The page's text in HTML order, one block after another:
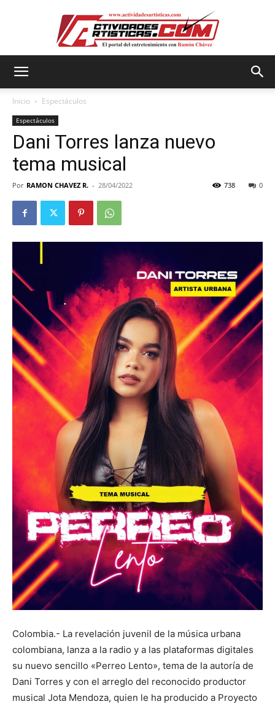
Inicio Espectáculos
Espectáculos
Dani Torres lanza nuevo
tema musical
Por RAMON CHAVEZ R. - 28/04/2022 0
738
Colombia.- La revelación juvenil de la música urbana
colombiana, lanza a la radio y a las plataformas digitales
su nuevo sencillo «Perreo Lento», tema de la autoría de
Dani Torres y con el arreglo del reconocido productor
musical Jota Mendoza, quien le ha producido a Proyecto